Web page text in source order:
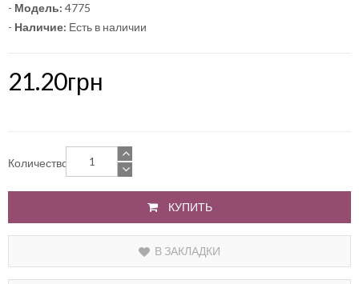
- Модель: 4775
- Наличие: Есть в наличии
21.20грн
Количество
КУПИТЬ
В ЗАКЛАДКИ